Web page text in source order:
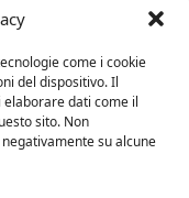
come i cookie
del dispositivo. Il
dati come il
sito. Non
su alcune